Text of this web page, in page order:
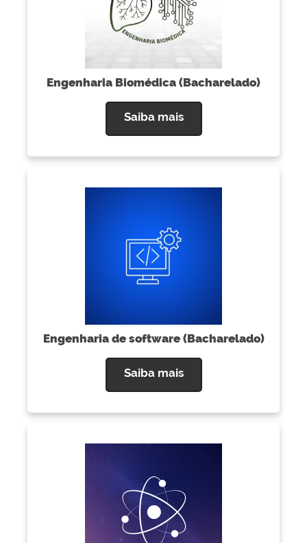
Engenharia Biomédica (Bacharelado)
Saiba mais
Engenharia de software (Bacharelado)
Saiba mais